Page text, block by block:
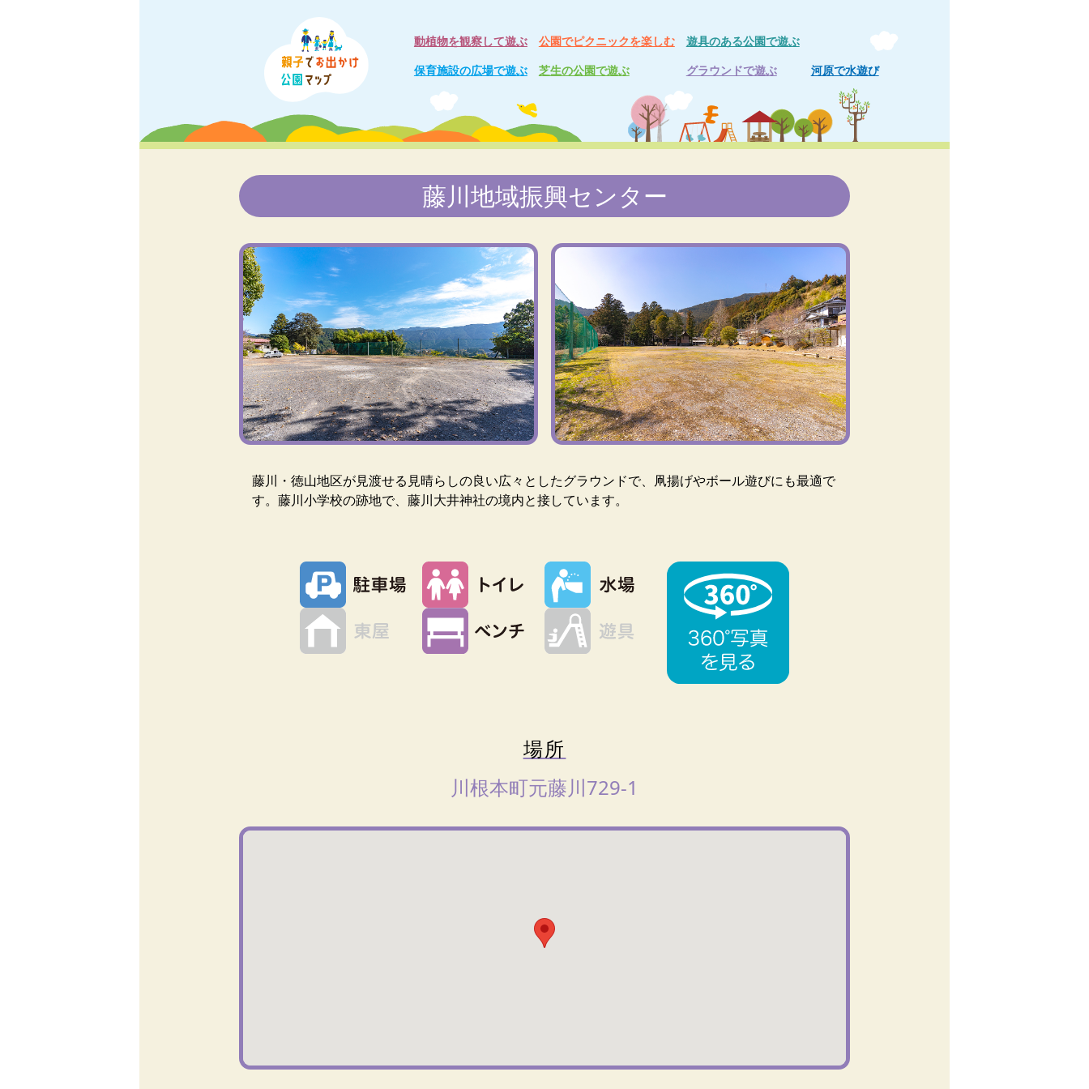
動植物を観察して遊ぶ
保育施設の広場で遊ぶ
公園でピクニックを楽しむ
芝生の公園で遊ぶ
遊具のある公園で遊ぶ
グラウンドで遊ぶ
河原で水遊び
藤川地域振興センター
藤川・徳山地区が見渡せる見晴らしの良い広々としたグラウンドで、凧揚げやボール遊びにも最適で
す。藤川小学校の跡地で、藤川大井神社の境内と接しています。
場所
川根本町元藤川729-1